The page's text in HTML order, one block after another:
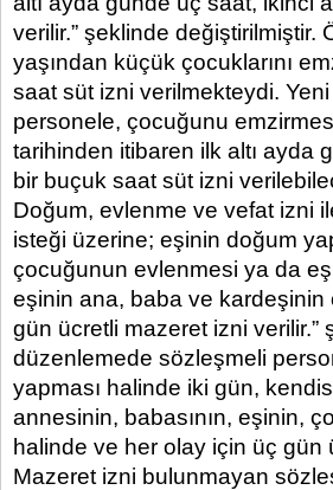
verilir.” şeklinde
yaşından küçük çocuklarını
saat süt izni verilmekteydi.
personele, çocuğunu
tarihinden itibaren ilk altı ayda
bir buçuk saat süt izni
Doğum, evlenme ve vefat izni
isteği üzerine; eşinin doğum
çocuğunun evlenmesi ya da
eşinin ana, baba ve
gün ücretli mazeret izni
düzenlemede sözleşmeli
yapması halinde iki gün,
annesinin, babasının, eşinin,
halinde ve her olay için üç
Mazeret izni bulunmayan